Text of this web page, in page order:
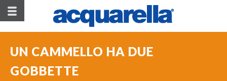
UN CAMMELLO HA DUE
GOBBETTE